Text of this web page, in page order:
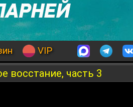
VIP
часть 3